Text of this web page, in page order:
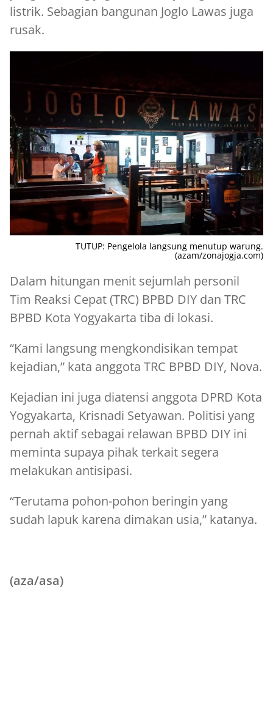
listrik. Sebagian bangunan Joglo Lawas juga
rusak.
TUTUP: Pengelola langsung menutup warung.
(azam/zonajogja.com)
Dalam hitungan menit sejumlah personil
Tim Reaksi Cepat (TRC) BPBD DIY dan TRC
BPBD Kota Yogyakarta tiba di lokasi.
“Kami langsung mengkondisikan tempat
kejadian,” kata anggota TRC BPBD DIY, Nova.
Kejadian ini juga diatensi anggota DPRD Kota
Yogyakarta, Krisnadi Setyawan. Politisi yang
pernah aktif sebagai relawan BPBD DIY ini
meminta supaya pihak terkait segera
melakukan antisipasi.
“Terutama pohon-pohon beringin yang
sudah lapuk karena dimakan usia,” katanya.
(aza/asa)